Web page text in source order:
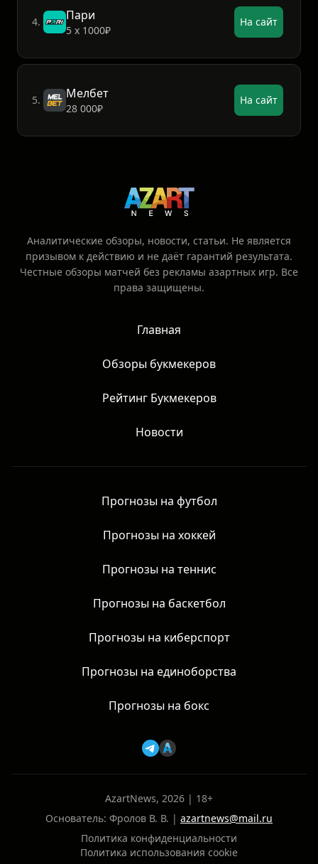
4. Пари
5 х 1000₽
На сайт
5. Мелбет
28 000₽
На сайт
Аналитические обзоры, новости, статьи. Не является
призывом к действию и не даёт гарантий результата.
Честные обзоры матчей без рекламы азартных игр. Все
права защищены.
Главная
Обзоры букмекеров
Рейтинг Букмекеров
Новости
Прогнозы на футбол
Прогнозы на хоккей
Прогнозы на теннис
Прогнозы на баскетбол
Прогнозы на киберспорт
Прогнозы на единоборства
Прогнозы на бокс
AzartNews, 2026 | 18+
Основатель: Фролов В. В. | azartnews@mail.ru
Политика конфиденциальности
Политика использования cookie